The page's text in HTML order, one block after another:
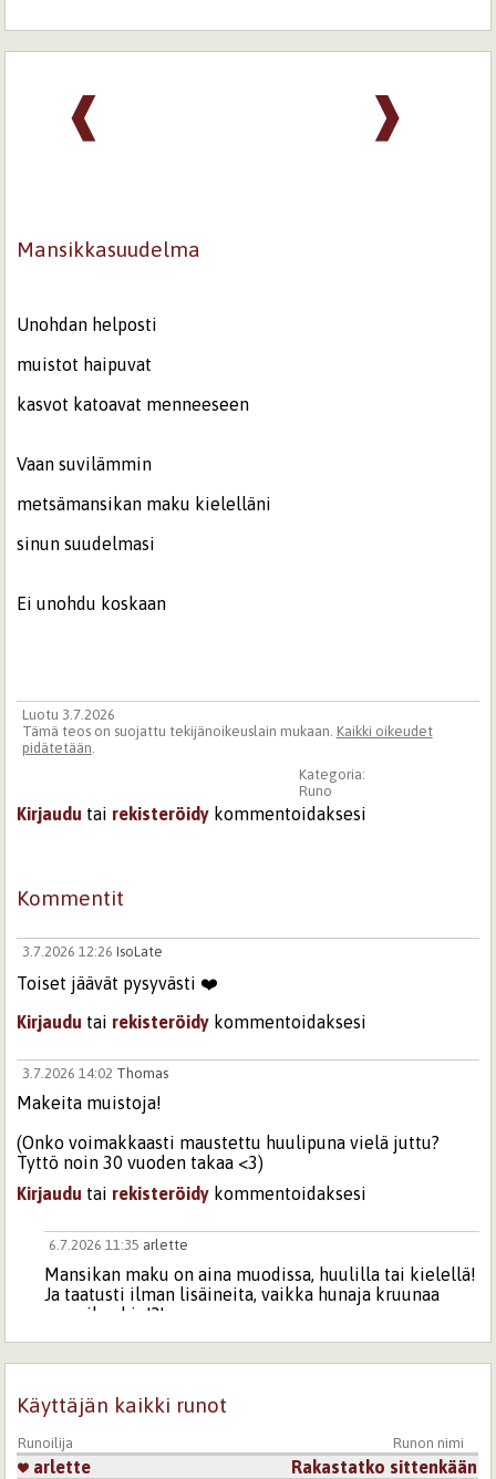
❱
❰
Mansikkasuudelma
Unohdan helposti
muistot haipuvat
kasvot katoavat menneeseen
Vaan suvilämmin
metsämansikan maku kielelläni
sinun suudelmasi
Ei unohdu koskaan
Luotu 3.7.2026
Tämä teos on suojattu tekijänoikeuslain mukaan. Kaikki oikeudet
pidätetään.
Kategoria:
Runo
Kirjaudu tai rekisteröidy kommentoidaksesi
Kommentit
3.7.2026 12:26 IsoLate
Toiset jäävät pysyvästi ❤️
Kirjaudu tai rekisteröidy kommentoidaksesi
3.7.2026 14:02 Thomas
Makeita muistoja!
(Onko voimakkaasti maustettu huulipuna vielä juttu?
Tyttö noin 30 vuoden takaa <3)
Kirjaudu tai rekisteröidy kommentoidaksesi
6.7.2026 11:35 arlette
Mansikan maku on aina muodissa, huulilla tai kielellä!
Ja taatusti ilman lisäineita, vaikka hunaja kruunaa
mansikankin!?!
Kirjaudutairekisteröidykommentoidaksesi
5.7.2026 6:44 aquarius
Kirjaudutairekisteröidykommentoidaksesi
Käyttäjän kaikki runot
Runoilija Runon nimi
arlette
Rakastatko sittenkään